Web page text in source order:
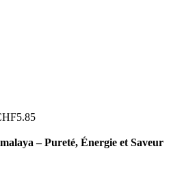
5.85
– Pureté, Énergie et Saveur